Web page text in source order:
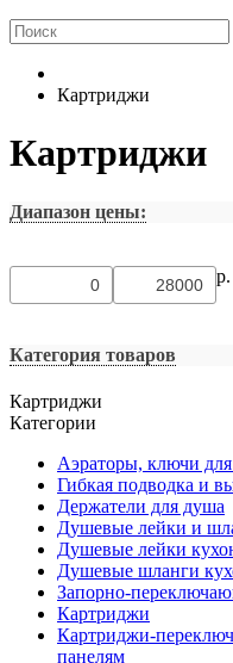
Картриджи
Картриджи
Диапазон цены:
Категория товаров
Картриджи
Категории
Аэраторы, ключи для
Гибкая подводка и
Держатели для душа
Душевые лейки и
Душевые лейки
Душевые шланги
Запорно-
Картриджи
Картриджи-
панелям